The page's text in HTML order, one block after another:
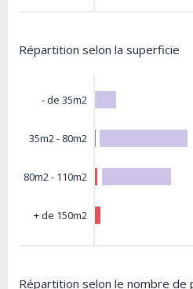
Répartition selon la superficie
- de 35m2
35m2 - 80m2
80m2 - 110m2
+ de 150m2
Répartition selon le nombre de